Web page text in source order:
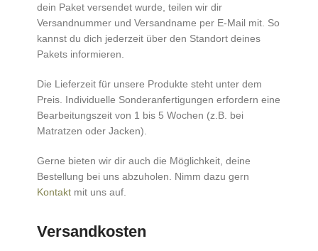
dein Paket versendet wurde, teilen wir dir
Versandnummer und Versandname per E-Mail mit. So
kannst du dich jederzeit über den Standort deines
Pakets informieren.
Die Lieferzeit für unsere Produkte steht unter dem
Preis. Individuelle Sonderanfertigungen erfordern eine
Bearbeitungszeit von 1 bis 5 Wochen (z.B. bei
Matratzen oder Jacken).
Gerne bieten wir dir auch die Möglichkeit, deine
Bestellung bei uns abzuholen. Nimm dazu gern
Kontaktmit uns auf.
Versandkosten